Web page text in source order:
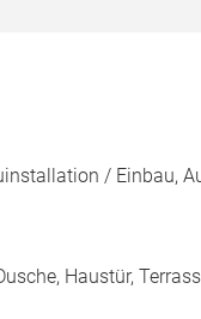
/ Einbau,
Haustür,